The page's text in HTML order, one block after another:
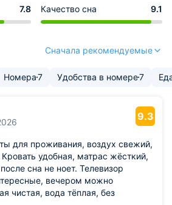
7.8 Качество сна 9.1
Сначала рекомендуемые
Номера7 Удобства в номере7
9.3
для проживания, воздух свежий,
удобная, матрас жёсткий,
сна не ноет. Телевизор
вечером можно
чистая, вода тёплая, без